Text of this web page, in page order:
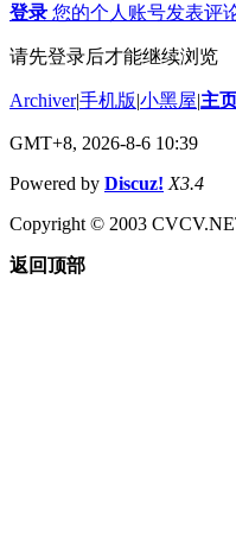
登录 您的个人账号发表评
请先登录后才能继续浏览
Archiver|手机版|小黑屋|主
GMT+8, 2026-8-6 10:39
Powered by Discuz! X3.4
Copyright © 2003
返回顶部